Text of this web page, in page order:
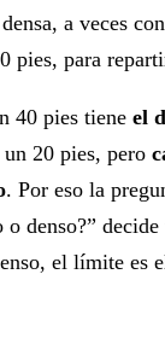
a veces
pies, para
40 pies tiene el
un 20 pies, pero
. Por eso la
o denso?”
el límite es